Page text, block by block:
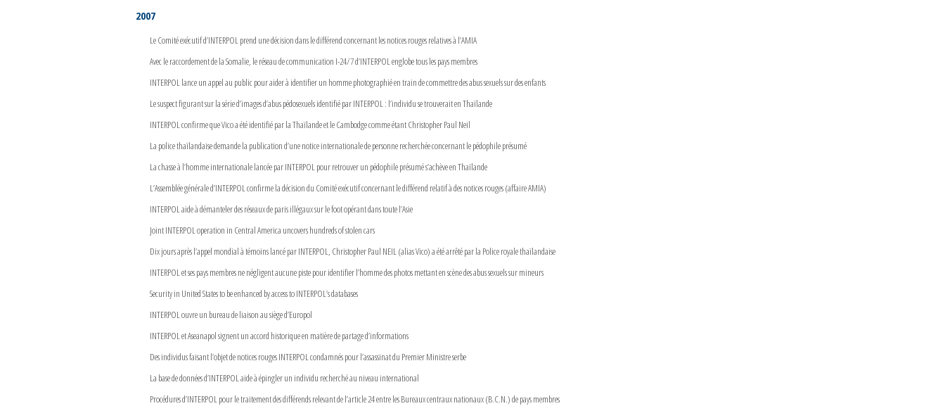
2007
Le Comité exécutif d’INTERPOL prend une décision dans le différend concernant les notices rouges relatives à l’AMIA
Avec le raccordement de la Somalie, le réseau de communication I-24/7 d’INTERPOL englobe tous les pays membres
INTERPOL lance un appel au public pour aider à identifier un homme photographié en train de commettre des abus sexuels sur des enfants
Le suspect figurant sur la série d’images d’abus pédosexuels identifié par INTERPOL : l’individu se trouverait en Thaïlande
INTERPOL confirme que Vico a été identifié par la Thaïlande et le Cambodge comme étant Christopher Paul Neil
La police thaïlandaise demande la publication d’une notice internationale de personne recherchée concernant le pédophile présumé
La chasse à l’homme internationale lancée par INTERPOL pour retrouver un pédophile présumé s’achève en Thaïlande
L’Assemblée générale d’INTERPOL confirme la décision du Comité exécutif concernant le différend relatif à des notices rouges (affaire AMIA)
INTERPOL aide à démanteler des réseaux de paris illégaux sur le foot opérant dans toute l’Asie
Joint INTERPOL operation in Central America uncovers hundreds of stolen cars
Dix jours après l’appel mondial à témoins lancé par INTERPOL, Christopher Paul NEIL (alias Vico) a été arrêté par la Police royale thaïlandaise
INTERPOL et ses pays membres ne négligent aucune piste pour identifier l’homme des photos mettant en scène des abus sexuels sur mineurs
Security in United States to be enhanced by access to INTERPOL’s databases
INTERPOL ouvre un bureau de liaison au siège d’Europol
INTERPOL et Aseanapol signent un accord historique en matière de partage d’informations
Des individus faisant l’objet de notices rouges INTERPOL condamnés pour l’assassinat du Premier Ministre serbe
La base de données d’INTERPOL aide à épingler un individu recherché au niveau international
Procédures d’INTERPOL pour le traitement des différends relevant de l’article 24 entre les Bureaux centraux nationaux (B.C.N.) de pays membres